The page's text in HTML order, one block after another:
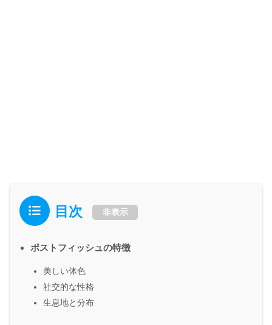
目次 非表示
ポストフィッシュの特徴
美しい体色
社交的な性格
生息地と分布